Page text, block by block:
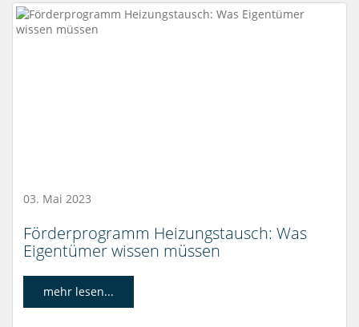
03. Mai 2023
Förderprogramm Heizungstausch: Was
Eigentümer wissen müssen
mehr lesen...